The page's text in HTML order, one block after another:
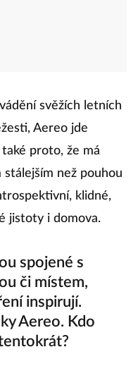
svěžích letních
Aereo jde
proto, že má
než pouhou
klidné,
jistoty i domova.
spojené s
či místem,
inspirují.
Aereo. Kdo